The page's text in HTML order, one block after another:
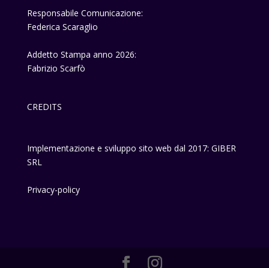
Responsabile Comunicazione:
Federica Scaraglio
Addetto Stampa anno 2026:
Fabrizio Scarfò
CREDITS
Implementazione e sviluppo sito web dal 2017: GIBER
SRL
Privacy-policy